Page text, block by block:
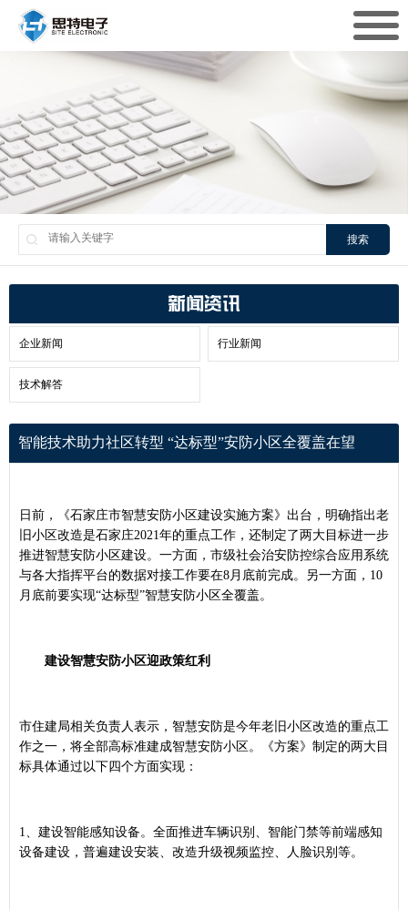
搜索
新闻资讯
企业新闻 行业新闻
技术解答
智能技术助力社区转型 “达标型”安防小区全覆盖在望
日前，《石家庄市智慧安防小区建设实施方案》出台，明确指出老
旧小区改造是石家庄2021年的重点工作，还制定了两大目标进一步
推进智慧安防小区建设。一方面，市级社会治安防控综合应用系统
与各大指挥平台的数据对接工作要在8月底前完成。另一方面，10
月底前要实现“达标型”智慧安防小区全覆盖。
建设智慧安防小区迎政策红利
市住建局相关负责人表示，智慧安防是今年老旧小区改造的重点工
作之一，将全部高标准建成智慧安防小区。《方案》制定的两大目
标具体通过以下四个方面实现：
1、建设智能感知设备。全面推进车辆识别、智能门禁等前端感知
设备建设，普遍建设安装、改造升级视频监控、人脸识别等。